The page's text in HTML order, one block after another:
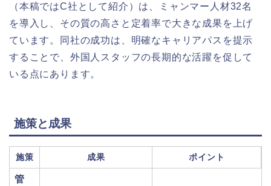
（本稿ではC社として紹介）は、ミャンマー人材32名
を導入し、その質の高さと定着率で大きな成果を上げ
ています。同社の成功は、明確なキャリアパスを提示
することで、外国人スタッフの長期的な活躍を促して
いる点にあります。
施策と成果
施策 成果 ポイント
管